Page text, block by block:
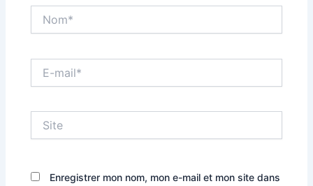
mail*
Enregistrer mon nom, mon e-mail et mon site dans